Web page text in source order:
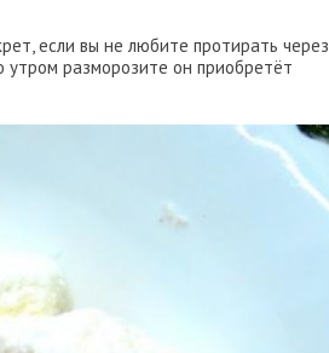
если вы не любите протирать через
утром разморозите он приобретёт